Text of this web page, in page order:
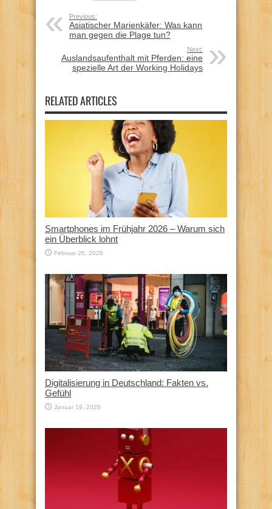
Previous:
Asiatischer Marienkäfer: Was kann
man gegen die Plage tun?
Next:
Auslandsaufenthalt mit Pferden: eine
spezielle Art der Working Holidays
RELATED ARTICLES
Smartphones im Frühjahr 2026 – Warum sich
ein Überblick lohnt
Februar 26, 2026
Digitalisierung in Deutschland: Fakten vs.
Gefühl
Januar 19, 2026